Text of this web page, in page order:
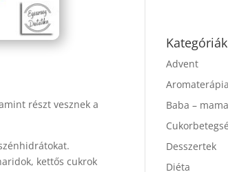
részt vesznek a
kettős cukrok
Kategóriák